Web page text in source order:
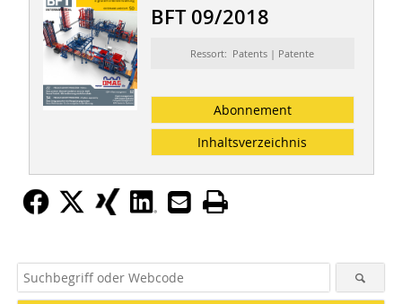
BFT 09/2018
Ressort: Patents | Patente
Abonnement
Inhaltsverzeichnis